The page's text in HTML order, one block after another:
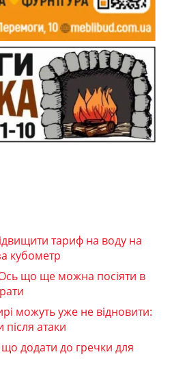
тариф на воду на
кубометр
що ще можна посіяти в
можуть уже не відновити:
атаки
що додати до гречки для